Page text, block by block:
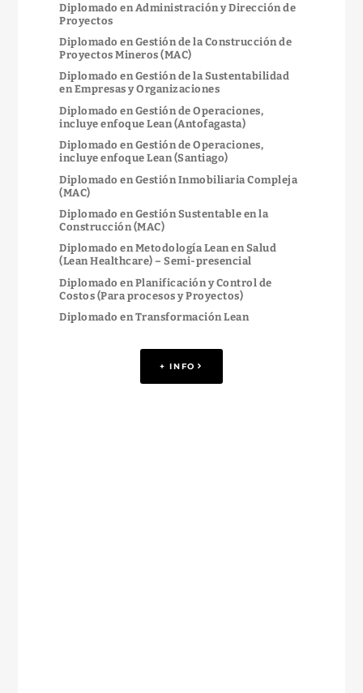
Diplomado en Administración y Dirección de
Proyectos
Diplomado en Gestión de la Construcción de
Proyectos Mineros (MAC)
Diplomado en Gestión de la Sustentabilidad
en Empresas y Organizaciones
Diplomado en Gestión de Operaciones,
incluye enfoque Lean (Antofagasta)
Diplomado en Gestión de Operaciones,
incluye enfoque Lean (Santiago)
Diplomado en Gestión Inmobiliaria Compleja
(MAC)
Diplomado en Gestión Sustentable en la
Construcción (MAC)
Diplomado en Metodología Lean en Salud
(Lean Healthcare) – Semi-presencial
Diplomado en Planificación y Control de
Costos (Para procesos y Proyectos)
Diplomado en Transformación Lean
+ INFO